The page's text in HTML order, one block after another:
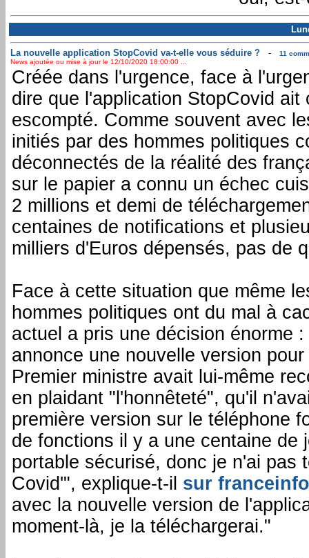
La nouvelle application StopCovid va-t-elle vous séduire ? -
11
News ajoutée ou mise à jour le 12/10/2020 18:00:00 ...
Créée dans l'urgence, face à
dire que l'application StopCovid ait
escompté. Comme souvent avec
initiés par des hommes politiques
déconnectés de la réalité des
sur le papier a connu un échec
2 millions et demi de
centaines de notifications et
milliers d'Euros dépensés, pas de
Face à cette situation que même
hommes politiques ont du mal à
actuel a pris une décision énorme
annonce une nouvelle version
Premier ministre avait lui-même
en plaidant "l'honnêteté", qu'il
première version sur le téléphone
de fonctions il y a une centaine de
portable sécurisé, donc je n'ai pas
Covid'", explique-t-il sur franceinfo
avec la nouvelle version de
moment-là, je la téléchargerai."